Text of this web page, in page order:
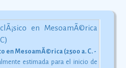
en MesoamÃ©rica (2500 a. C. - 200 d. C)
estimada para el inicio de